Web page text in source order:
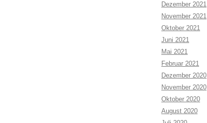
Dezember 2021
November 2021
Oktober 2021
Juni 2021
Mai 2021
Februar 2021
Dezember 2020
November 2020
Oktober 2020
August 2020